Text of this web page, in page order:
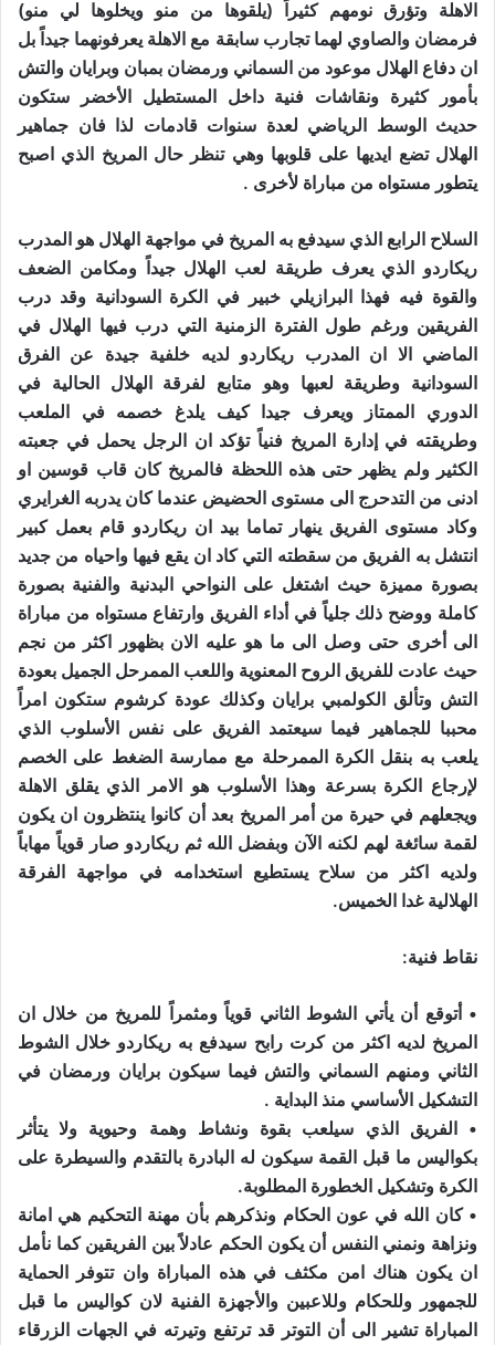
الاهلة وتؤرق نومهم كثيراً (يلقوها من منو ويخلوها لي منو)
فرمضان والصاوي لهما تجارب سابقة مع الاهلة يعرفونهما جيداً بل
ان دفاع الهلال موعود من السماني ورمضان بمبان وبرايان والتش
بأمور كثيرة ونقاشات فنية داخل المستطيل الأخضر ستكون
حديث الوسط الرياضي لعدة سنوات قادمات لذا فان جماهير
الهلال تضع ايديها على قلوبها وهي تنظر حال المريخ الذي اصبح
يتطور مستواه من مباراة لأخرى .
السلاح الرابع الذي سيدفع به المريخ في مواجهة الهلال هو المدرب
ريكاردو الذي يعرف طريقة لعب الهلال جيداً ومكامن الضعف
والقوة فيه فهذا البرازيلي خبير في الكرة السودانية وقد درب
الفريقين ورغم طول الفترة الزمنية التي درب فيها الهلال في
الماضي الا ان المدرب ريكاردو لديه خلفية جيدة عن الفرق
السودانية وطريقة لعبها وهو متابع لفرقة الهلال الحالية في
الدوري الممتاز ويعرف جيدا كيف يلدغ خصمه في الملعب
وطريقته في إدارة المريخ فنياً تؤكد ان الرجل يحمل في جعبته
الكثير ولم يظهر حتى هذه اللحظة فالمريخ كان قاب قوسين او
ادنى من التدحرج الى مستوى الحضيض عندما كان يدربه الغرايري
وكاد مستوى الفريق ينهار تماما بيد ان ريكاردو قام بعمل كبير
انتشل به الفريق من سقطته التي كاد ان يقع فيها واحياه من جديد
بصورة مميزة حيث اشتغل على النواحي البدنية والفنية بصورة
كاملة ووضح ذلك جلياً في أداء الفريق وارتفاع مستواه من مباراة
الى أخرى حتى وصل الى ما هو عليه الان بظهور اكثر من نجم
حيث عادت للفريق الروح المعنوية واللعب الممرحل الجميل بعودة
التش وتألق الكولمبي برايان وكذلك عودة كرشوم ستكون امراً
محببا للجماهير فيما سيعتمد الفريق على نفس الأسلوب الذي
يلعب به بنقل الكرة الممرحلة مع ممارسة الضغط على الخصم
لإرجاع الكرة بسرعة وهذا الأسلوب هو الامر الذي يقلق الاهلة
ويجعلهم في حيرة من أمر المريخ بعد أن كانوا ينتظرون ان يكون
لقمة سائغة لهم لكنه الآن وبفضل الله ثم ريكاردو صار قوياً مهاباً
ولديه اكثر من سلاح يستطيع استخدامه في مواجهة الفرقة
الهلالية غدا الخميس.
نقاط فنية:
• أتوقع أن يأتي الشوط الثاني قوياً ومثمراً للمريخ من خلال ان
المريخ لديه اكثر من كرت رابح سيدفع به ريكاردو خلال الشوط
الثاني ومنهم السماني والتش فيما سيكون برايان ورمضان في
التشكيل الأساسي منذ البداية .
• الفريق الذي سيلعب بقوة ونشاط وهمة وحيوية ولا يتأثر
بكواليس ما قبل القمة سيكون له البادرة بالتقدم والسيطرة على
الكرة وتشكيل الخطورة المطلوبة.
• كان الله في عون الحكام ونذكرهم بأن مهنة التحكيم هي امانة
ونزاهة ونمني النفس أن يكون الحكم عادلاً بين الفريقين كما نأمل
ان يكون هناك امن مكثف في هذه المباراة وان تتوفر الحماية
للجمهور وللحكام وللاعبين والأجهزة الفنية لان كواليس ما قبل
المباراة تشير الى أن التوتر قد ترتفع وتيرته في الجهات الزرقاء